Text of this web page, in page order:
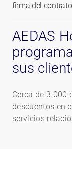
firma del
AEDAS
sus
Cerca de 3.000
descuentos en
servicios